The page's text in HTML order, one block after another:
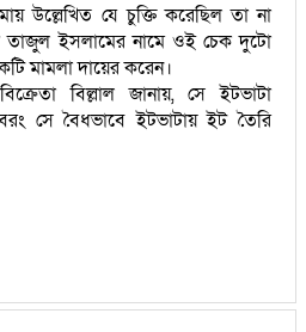
উল্লেখিত যে চুক্তি করেছিল তা না
তাজুল ইসলামের নামে ওই চেক দুটো
মামলা দায়ের করেন।
বিল্লাল জানায়, সে ইটভাটা
সে বৈধভাবে ইটভাটায় ইট তৈরি